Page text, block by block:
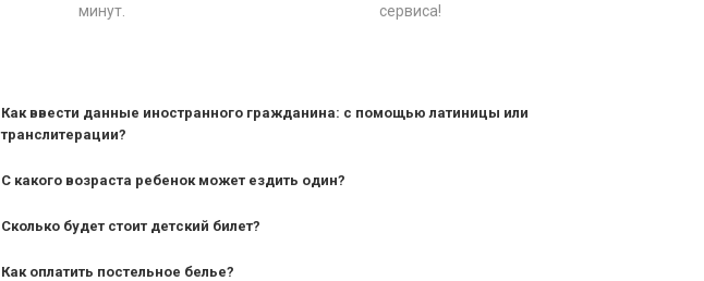
минут.
сервиса!
Как ввести данные иностранного гражданина: с помощью латиницы или
транслитерации?
С какого возраста ребенок может ездить один?
для поездов дальнего следования — от 10 лет и старше;
Сколько будет стоит детский билет?
Как оплатить постельное белье?